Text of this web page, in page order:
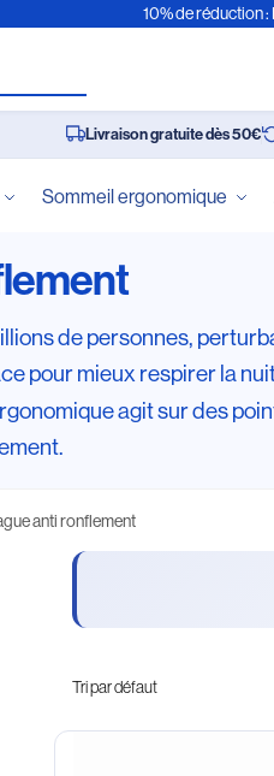
10% de réduction
Livraison gratuite dès 50€
Sommeil ergonomique
de personnes,
pour mieux respirer la
agit sur des
anti ronflement